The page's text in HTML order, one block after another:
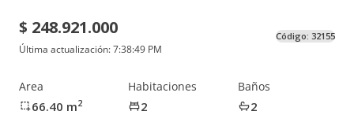
$ 248.921.000
Última actualización:7:38:49 PM
Código: 32155
Area
66.40 m2
Habitaciones
2
Baños
2